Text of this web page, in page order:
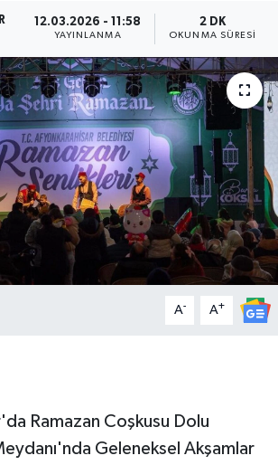
12.03.2026 - 11:58
YAYINLANMA
2 DK
OKUNMA SÜRESI
A- A+
Ramazan Coşkusu Dolu
Geleneksel Akşamlar